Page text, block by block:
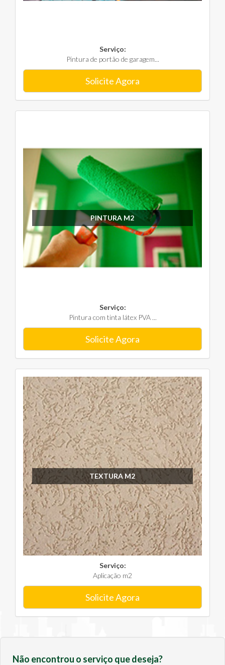
Serviço:
Pintura de portão de garagem...
Solicite Agora
PINTURA M2
Serviço:
Pintura com tinta látex PVA ...
Solicite Agora
TEXTURA M2
Serviço:
Aplicação m2
Solicite Agora
Não encontrou o serviço que deseja?